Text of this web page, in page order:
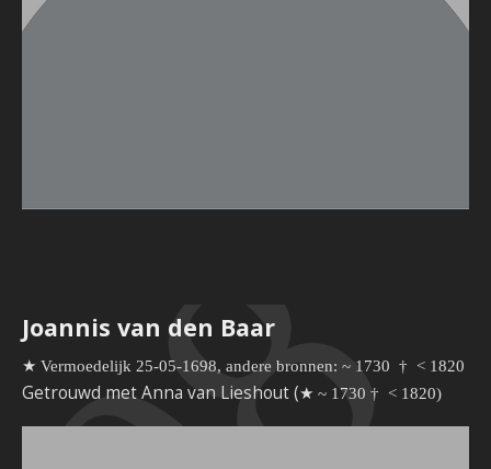
Joannis van den Baar
★ Vermoedelijk 25-05-1698, andere bronnen: ~ 1730 † < 1820
Getrouwd met Anna van Lieshout (★ ~ 1730 † < 1820)